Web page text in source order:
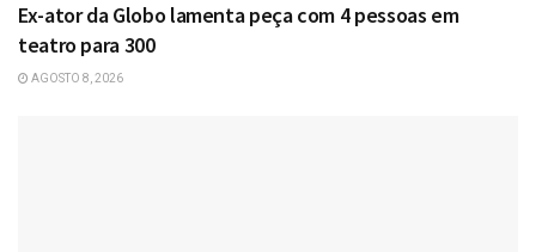
Ex-ator da Globo lamenta peça com 4 pessoas em
teatro para 300
AGOSTO 8, 2026